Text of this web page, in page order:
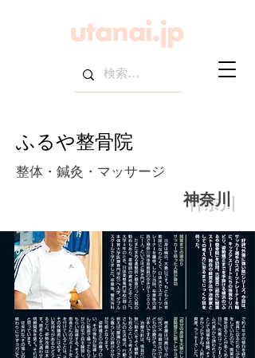
ふるや整骨院
整体・鍼灸・マッサージ
神奈川